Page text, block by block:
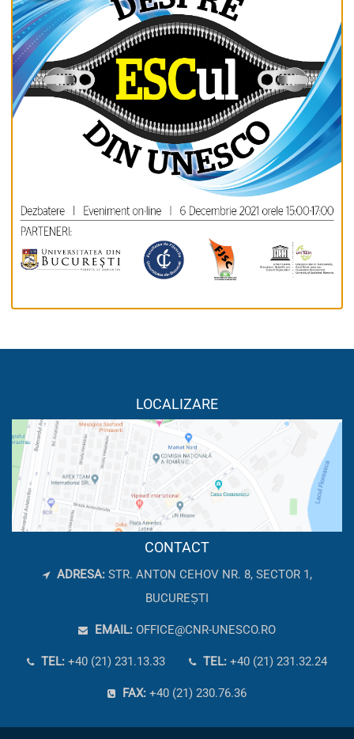
LOCALIZARE
CONTACT
ADRESA: STR. ANTON CEHOV NR. 8, SECTOR 1,
BUCUREȘTI
EMAIL: OFFICE@CNR-UNESCO.RO
TEL: +40 (21) 231.13.33 TEL: +40 (21) 231.32.24
FAX: +40 (21) 230.76.36